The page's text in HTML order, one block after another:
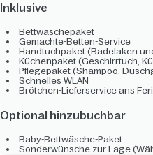
Inklusive
Bettwäschepaket
Gemachte-Betten-Service
Handtuchpaket (Badelaken
Küchenpaket (Geschirrtuch,
Pflegepaket (Shampoo,
Schnelles WLAN
Brötchen-Lieferservice ans
Optional hinzubuchbar
Baby-Bettwäsche-Paket
Sonderwünsche zur Lage